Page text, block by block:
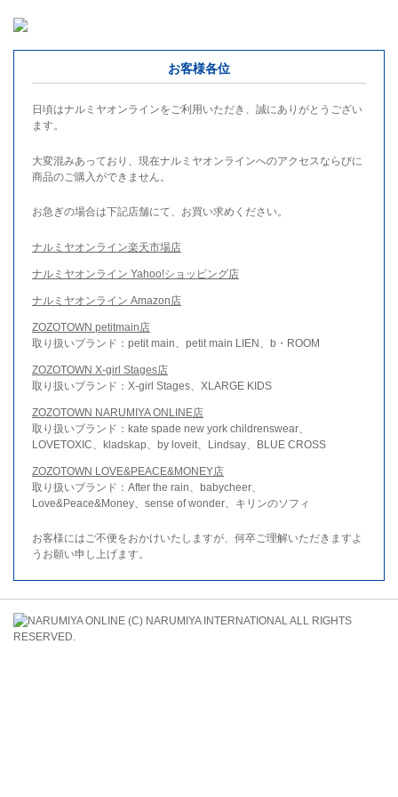
お客様各位
日頃はナルミヤオンラインをご利用いただき、誠にありがとうござい
ます。
大変混みあっており、現在ナルミヤオンラインへのアクセスならびに
商品のご購入ができません。
お急ぎの場合は下記店舗にて、お買い求めください。
ナルミヤオンライン楽天市場店
ナルミヤオンライン Yahoo!ショッピング店
ナルミヤオンライン Amazon店
ZOZOTOWN petitmain店
取り扱いブランド：petit main、petit main LIEN、b・ROOM
ZOZOTOWN X-girl Stages店
取り扱いブランド：X-girl Stages、XLARGE KIDS
ZOZOTOWN NARUMIYA ONLINE店
取り扱いブランド：kate spade new york childrenswear、
LOVETOXIC、kladskap、by loveit、Lindsay、BLUE CROSS
ZOZOTOWN LOVE&PEACE&MONEY店
取り扱いブランド：After the rain、babycheer、
Love&Peace&Money、sense of wonder、キリンのソフィ
お客様にはご不便をおかけいたしますが、何卒ご理解いただきますよ
うお願い申し上げます。